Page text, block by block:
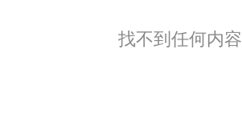
找不到任何内容